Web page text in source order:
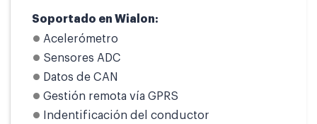
Soportado en Wialon:
Acelerómetro
Sensores ADC
Datos de CAN
Gestión remota vía GPRS
Indentificación del conductor